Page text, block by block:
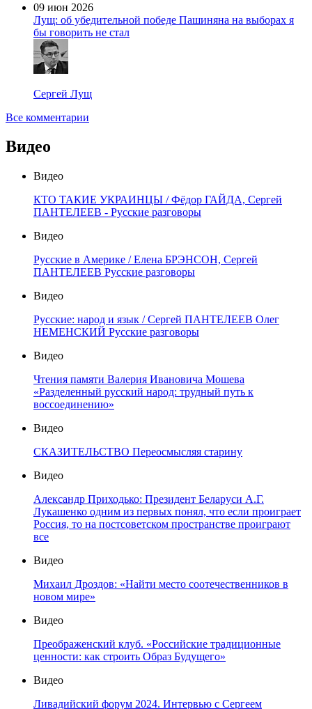
09 июн 2026
Лущ: об убедительной победе Пашиняна на выборах я
бы говорить не стал
Сергей Лущ
Все комментарии
Видео
Видео
КТО ТАКИЕ УКРАИНЦЫ / Фёдор ГАЙДА, Сергей
ПАНТЕЛЕЕВ - Русские разговоры
Видео
Русские в Америке / Елена БРЭНСОН, Сергей
ПАНТЕЛЕЕВ Русские разговоры
Видео
Русские: народ и язык / Сергей ПАНТЕЛЕЕВ Олег
НЕМЕНСКИЙ Русские разговоры
Видео
Чтения памяти Валерия Ивановича Мошева
«Разделенный русский народ: трудный путь к
воссоединению»
Видео
СКАЗИТЕЛЬСТВО Переосмысляя старину
Видео
Александр Приходько: Президент Беларуси А.Г.
Лукашенко одним из первых понял, что если проиграет
Россия, то на постсоветском пространстве проиграют
все
Видео
Михаил Дроздов: «Найти место соотечественников в
новом мире»
Видео
Преображенский клуб. «Российские традиционные
ценности: как строить Образ Будущего»
Видео
Ливадийский форум 2024. Интервью с Сергеем